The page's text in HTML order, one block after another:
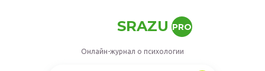
SRAZU PRO
Онлайн-журнал о психологии